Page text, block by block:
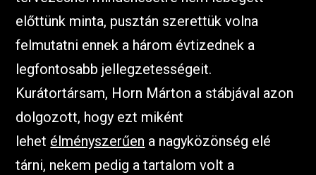
előttünk minta, pusztán szerettük volna
felmutatni ennek a három évtizednek a
legfontosabb jellegzetességeit.
Kurátortársam, Horn Márton a stábjával azon
dolgozott, hogy ezt miként
lehet élményszerűen a nagyközönség elé
tárni, nekem pedig a tartalom volt a